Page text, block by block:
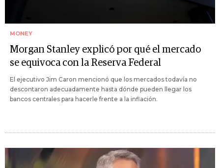
MONEY
Morgan Stanley explicó por qué el mercado
se equivoca con la Reserva Federal
El ejecutivo Jim Caron mencionó que los mercados todavía no
descontaron adecuadamente hasta dónde pueden llegar los
bancos centrales para hacerle frente a la inflación.